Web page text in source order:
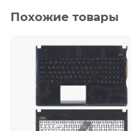
Похожие товары